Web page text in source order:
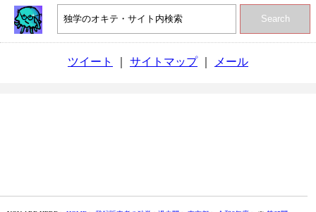
Search
ツイート サイトマップ｜ メール